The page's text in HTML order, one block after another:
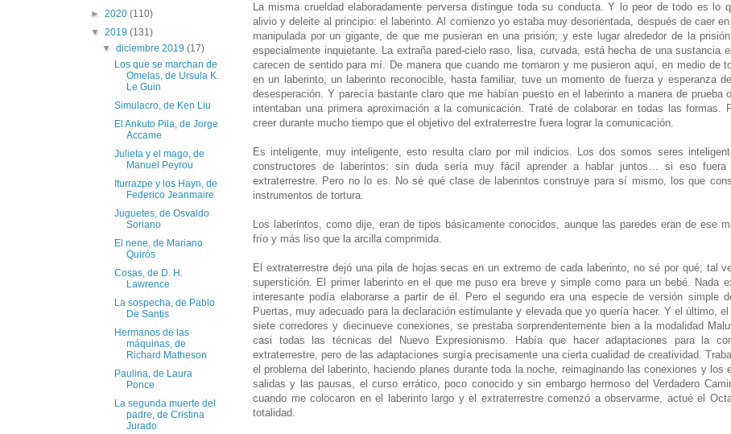
La misma crueldad elaboradamente perversa distingue toda su conducta. Y lo peor de todo es lo
alivio y deleite al principio: el laberinto. Al comienzo yo estaba muy desorientada, después de caer
manipulada por un gigante, de que me pusieran en una prisión; y este lugar alrededor de la
especialmente inquietante. La extraña pared-cielo raso, lisa, curvada, está hecha de una sustancia
carecen de sentido para mí. De manera que cuando me tomaron y me pusieron aquí, en medio de
en un laberinto, un laberinto reconocible, hasta familiar, tuve un momento de fuerza y esperanza
desesperación. Y parecía bastante claro que me habían puesto en el laberinto a manera de prueba
intentaban una primera aproximación a la comunicación. Traté de colaborar en todas las formas.
creer durante mucho tiempo que el objetivo del extraterrestre fuera lograr la comunicación.
Es inteligente, muy inteligente, esto resulta claro por mil indicios. Los dos somos seres
constructores de laberintos: sin duda sería muy fácil aprender a hablar juntos… si eso fuera
extraterrestre. Pero no lo es. No sé qué clase de laberintos construye para sí mismo, los que
instrumentos de tortura.
Los laberintos, como dije, eran de tipos básicamente conocidos, aunque las paredes eran de ese
frío y más liso que la arcilla comprimida.
El extraterrestre dejó una pila de hojas secas en un extremo de cada laberinto, no sé por qué; tal
superstición. El primer laberinto en el que me puso era breve y simple como para un bebé. Nada
interesante podía elaborarse a partir de él. Pero el segundo era una especie de versión simple
Puertas, muy adecuado para la declaración estimulante y elevada que yo quería hacer. Y el último,
siete corredores y diecinueve conexiones, se prestaba sorprendentemente bien a la modalidad
casi todas las técnicas del Nuevo Expresionismo. Había que hacer adaptaciones para la
extraterrestre, pero de las adaptaciones surgía precisamente una cierta cualidad de creatividad.
el problema del laberinto, haciendo planes durante toda la noche, reimaginando las conexiones y los
salidas y las pausas, el curso errático, poco conocido y sin embargo hermoso del Verdadero
cuando me colocaron en el laberinto largo y el extraterrestre comenzó a observarme, actué el
totalidad.
► 2020 (110)
▼ 2019 (131)
▼diciembre 2019(17)
Los que se marchan de
Omelas, de Ursula K.
Le Guin
Simulacro, de Ken Liu
El Ankuto Pila, de Jorge
Accame
Julieta y el mago, de
Manuel Peyrou
Iturrazpe y los Hayn, de
Federico Jeanmaire
Juguetes, de Osvaldo
Soriano
El nene, de Mariano
Quirós
Cosas, de D. H.
Lawrence
La sospecha, de Pablo
De Santis
Hermanos de las
máquinas, de
Richard Matheson
Paulina, de Laura
Ponce
La segunda muerte del
padre, de Cristina
Jurado